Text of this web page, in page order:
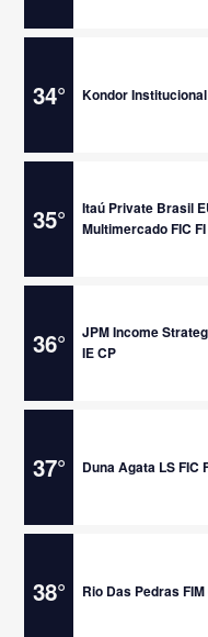
34° Kondor
35°
Itaú Private Brasil
Multimercado FIC FI
36°
JPM Income
IE CP
37° Duna Agata LS FIC
38° Rio Das Pedras FIM